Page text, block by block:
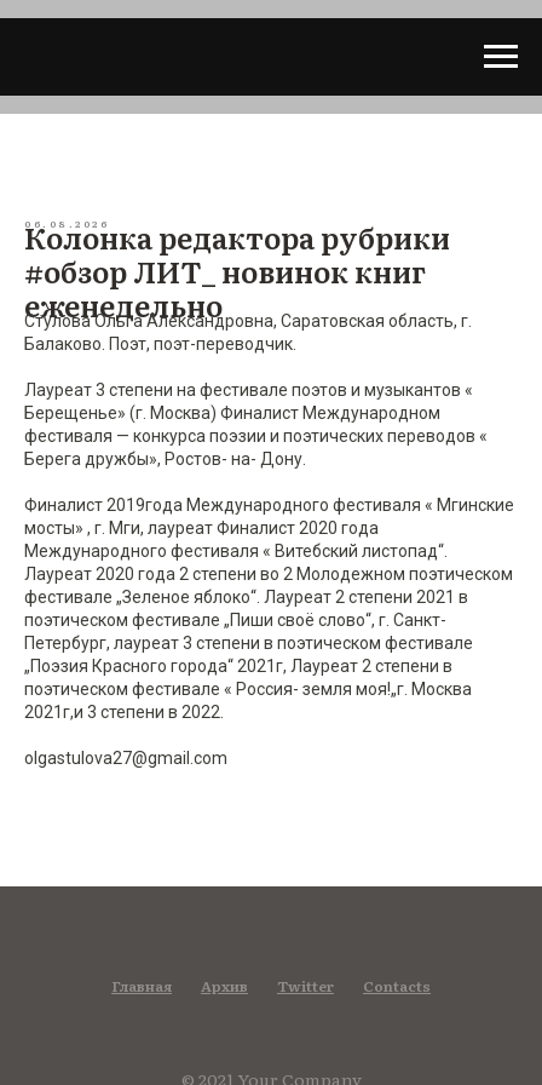
06.08.2026
Колонка редактора рубрики
#обзор ЛИТ_ новинок книг
еженедельно
Стулова Ольга Александровна, Саратовская область, г.
Балаково. Поэт, поэт-переводчик.
Лауреат 3 степени на фестивале поэтов и музыкантов «
Берещенье» (г. Москва) Финалист Международном
фестиваля — конкурса поэзии и поэтических переводов «
Берега дружбы», Ростов- на- Дону.
Финалист 2019года Международного фестиваля « Мгинские
мосты» , г. Мги, лауреат Финалист 2020 года
Международного фестиваля « Витебский листопад“.
Лауреат 2020 года 2 степени во 2 Молодежном поэтическом
фестивале „Зеленое яблоко“. Лауреат 2 степени 2021 в
поэтическом фестивале „Пиши своё слово“, г. Санкт-
Петербург, лауреат 3 степени в поэтическом фестивале
„Поэзия Красного города“ 2021г, Лауреат 2 степени в
поэтическом фестивале « Россия- земля моя!„г. Москва
2021г,и 3 степени в 2022.
olgastulova27@gmail.com
Главная Архив Twitter Contacts
© 2021 Your Company